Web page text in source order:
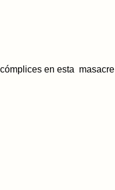
en esta masacre